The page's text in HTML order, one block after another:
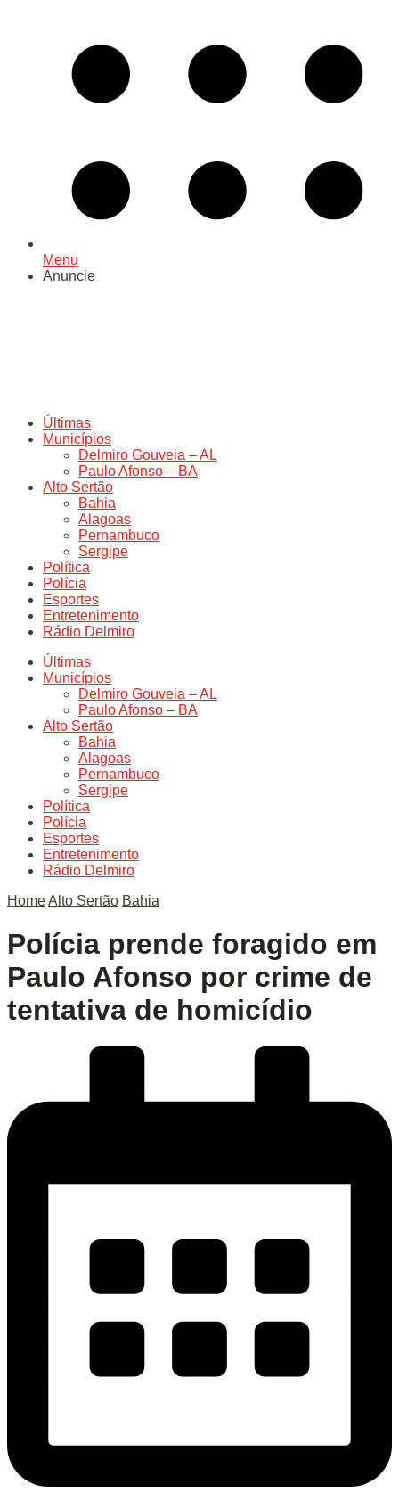
Menu
Anuncie
Últimas
Municípios
Delmiro Gouveia – AL
Paulo Afonso – BA
Alto Sertão
Bahia
Alagoas
Pernambuco
Sergipe
Política
Polícia
Esportes
Entretenimento
Rádio Delmiro
Últimas
Municípios
Delmiro Gouveia – AL
Paulo Afonso – BA
Alto Sertão
Bahia
Alagoas
Pernambuco
Sergipe
Política
Polícia
Esportes
Entretenimento
Rádio Delmiro
HomeAlto Sertão Bahia
Polícia prende foragido em
Paulo Afonso por crime de
tentativa de homicídio